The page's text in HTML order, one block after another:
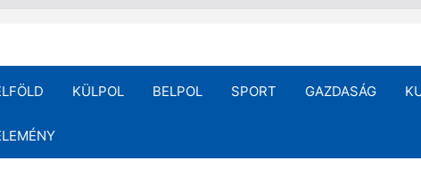
KÜLPOL BELPOL SPORT GAZDASÁG